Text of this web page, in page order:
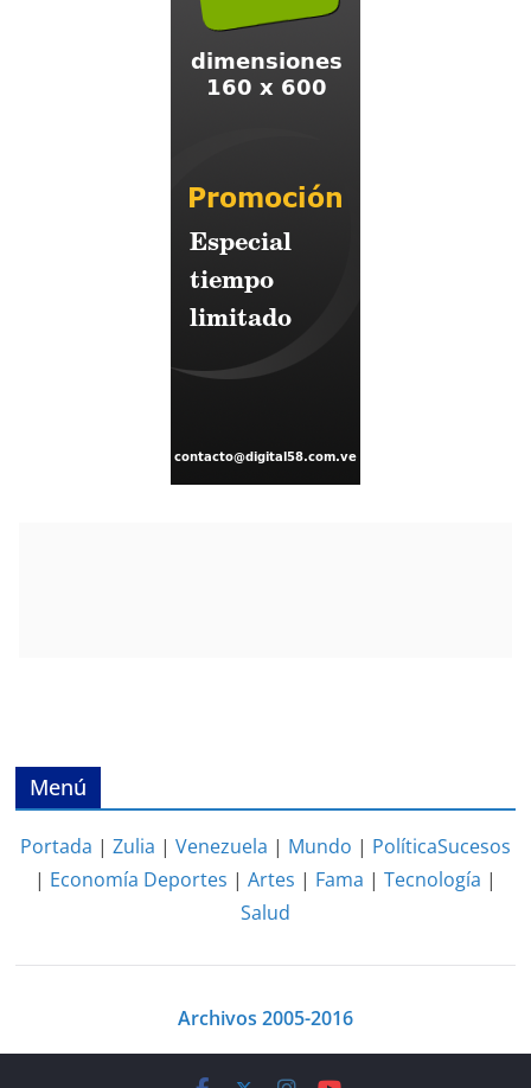
Menú
Portada | Zulia | Venezuela | Mundo | PolíticaSucesos
| Economía Deportes | Artes | Fama | Tecnología |
Salud
Archivos 2005-2016